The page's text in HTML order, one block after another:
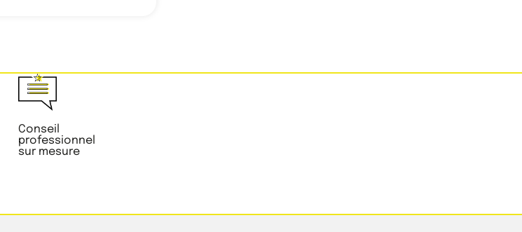
Conseil
professionnel
sur mesure